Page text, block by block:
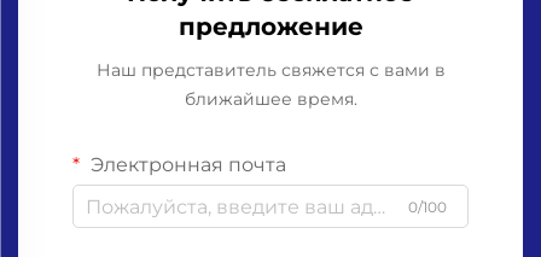
предложение
Наш представитель свяжется с вами в
ближайшее время.
Электронная почта
0/100